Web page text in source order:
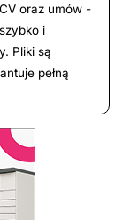
oraz umów -
i
Pliki są
pełną